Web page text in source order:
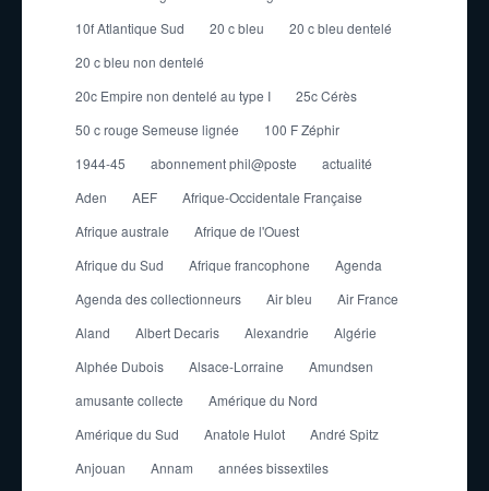
10f Atlantique Sud
20 c bleu
20 c bleu dentelé
20 c bleu non dentelé
20c Empire non dentelé au type I
25c Cérès
50 c rouge Semeuse lignée
100 F Zéphir
1944-45
abonnement phil@poste
actualité
Aden
AEF
Afrique-Occidentale Française
Afrique australe
Afrique de l'Ouest
Afrique du Sud
Afrique francophone
Agenda
Agenda des collectionneurs
Air bleu
Air France
Aland
Albert Decaris Alexandrie
Algérie
Alphée Dubois
Alsace-Lorraine
Amundsen
amusante collecte
Amérique du Nord
Amérique du Sud
Anatole Hulot
André Spitz
Anjouan
Annam
années bissextiles